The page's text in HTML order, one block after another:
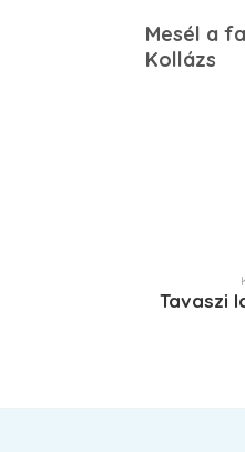
Mesél a
Kollázs
Tavaszi